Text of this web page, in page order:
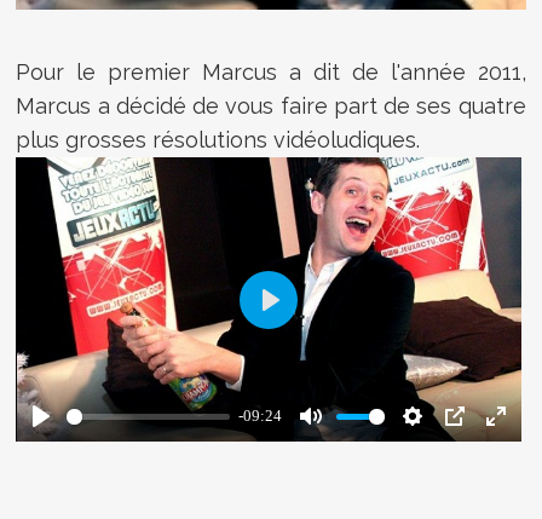
Pour le premier Marcus a dit de l'année 2011,
Marcus a décidé de vous faire part de ses quatre
plus grosses résolutions vidéoludiques.